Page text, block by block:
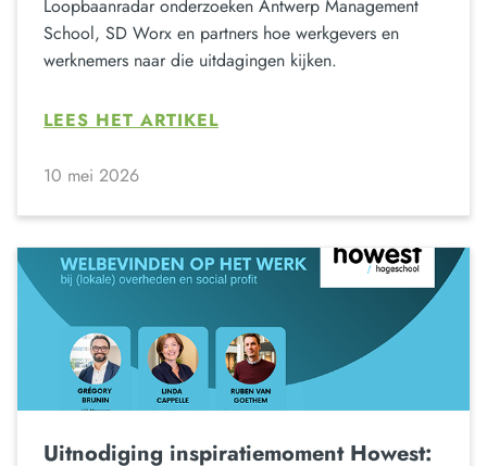
Loopbaanradar onderzoeken Antwerp Management
School, SD Worx en partners hoe werkgevers en
werknemers naar die uitdagingen kijken.
LEES HET ARTIKEL
10 mei 2026
Uitnodiging inspiratiemoment Howest: